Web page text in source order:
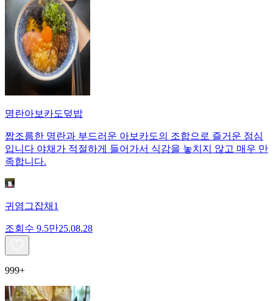
명란아보카도덮밥
짭조름한 명란과 부드러운 아보카도의 조합으로 즐거운 점심
입니다 야채가 적절하게 들어가서 식감을 놓치지 않고 매우 만
족합니다.
귀염그잡채1
조회수 9.5만25.08.28
999+